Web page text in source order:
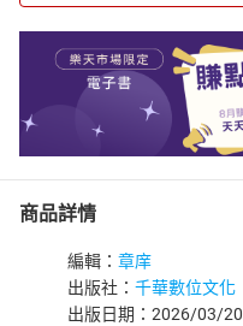
商品詳情
編輯： 章庠
出版社： 千華數位文化
出版日期：2026/03/20